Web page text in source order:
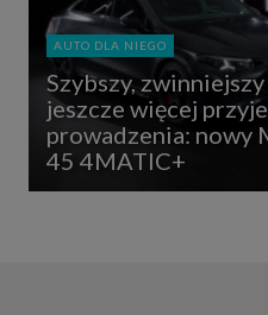
AUTO DLA NIEGO
Szybszy,
jeszcze więcej
prowadzenia: nowy
45 4MATIC+